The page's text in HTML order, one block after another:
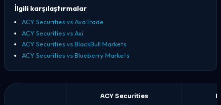
İlgili karşılaştırmalar
ACY Securities vs AvaTrade
ACY Securities vs Axi
ACY Securities vs BlackBull Markets
ACY Securities vs Blueberry Markets
ACY Securities